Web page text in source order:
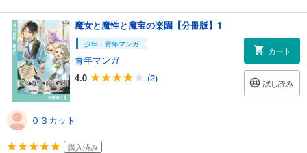
魔女と魔性と魔宝の楽園【分冊版】1
少年・青年マンガ
青年マンガ
4.0
(2)
カート
試し読み
０３カット
購入済み